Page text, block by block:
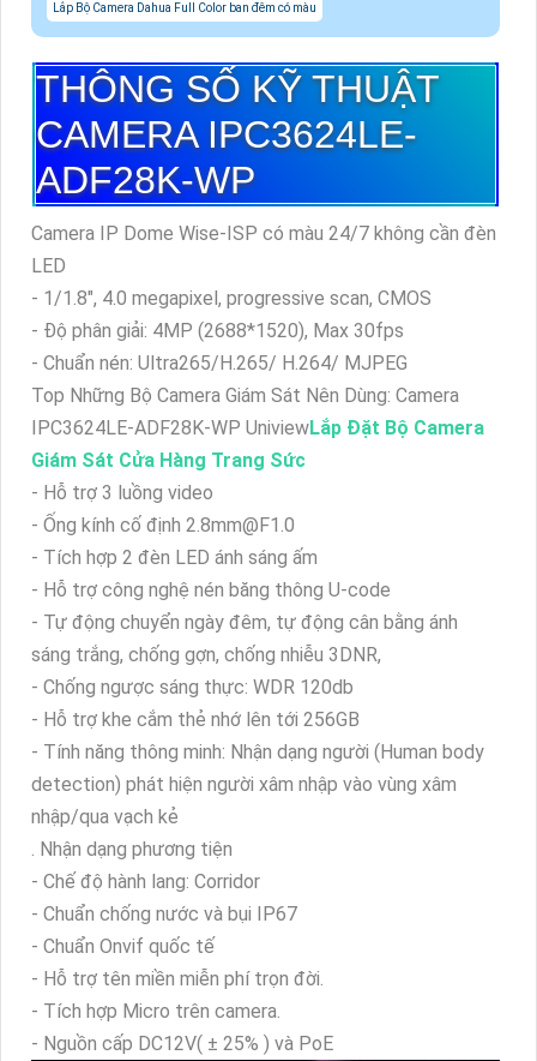
Lắp Bộ Camera Dahua Full Color ban đêm có màu
THÔNG SỐ KỸ THUẬT
CAMERA IPC3624LE-
ADF28K-WP
Camera IP Dome Wise-ISP có màu 24/7 không cần đèn
LED
- 1/1.8", 4.0 megapixel, progressive scan, CMOS
- Độ phân giải: 4MP (2688*1520), Max 30fps
- Chuẩn nén: Ultra265/H.265/ H.264/ MJPEG
Top Những Bộ Camera Giám Sát Nên Dùng: Camera
IPC3624LE-ADF28K-WP UniviewLắp Đặt Bộ Camera
Giám Sát Cửa Hàng Trang Sức
- Hỗ trợ 3 luồng video
- Ống kính cố định 2.8mm@F1.0
- Tích hợp 2 đèn LED ánh sáng ấm
- Hỗ trợ công nghệ nén băng thông U-code
- Tự động chuyển ngày đêm, tự động cân bằng ánh
sáng trắng, chống gợn, chống nhiễu 3DNR,
- Chống ngược sáng thực: WDR 120db
- Hỗ trợ khe cắm thẻ nhớ lên tới 256GB
- Tính năng thông minh: Nhận dạng người (Human body
detection) phát hiện người xâm nhập vào vùng xâm
nhập/qua vạch kẻ
. Nhận dạng phương tiện
- Chế độ hành lang: Corridor
- Chuẩn chống nước và bụi IP67
- Chuẩn Onvif quốc tế
- Hỗ trợ tên miền miễn phí trọn đời.
- Tích hợp Micro trên camera.
- Nguồn cấp DC12V( ± 25% ) và PoE